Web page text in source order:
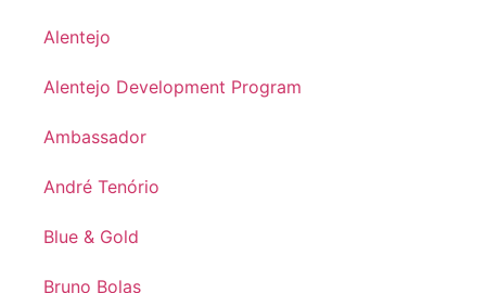
Alentejo
Alentejo Development Program
Ambassador
André Tenório
Blue & Gold
Bruno Bolas